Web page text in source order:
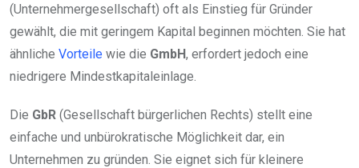
(Unternehmergesellschaft) oft als Einstieg für Gründer
gewählt, die mit geringem Kapital beginnen möchten. Sie hat
ähnliche Vorteile wie die GmbH, erfordert jedoch eine
niedrigere Mindestkapitaleinlage.
Die GbR (Gesellschaft bürgerlichen Rechts) stellt eine
einfache und unbürokratische Möglichkeit dar, ein
Unternehmen zu gründen. Sie eignet sich für kleinere